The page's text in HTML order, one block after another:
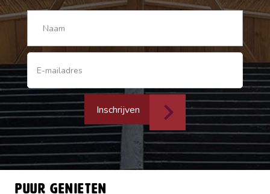
Inschrijven
Puur genieten